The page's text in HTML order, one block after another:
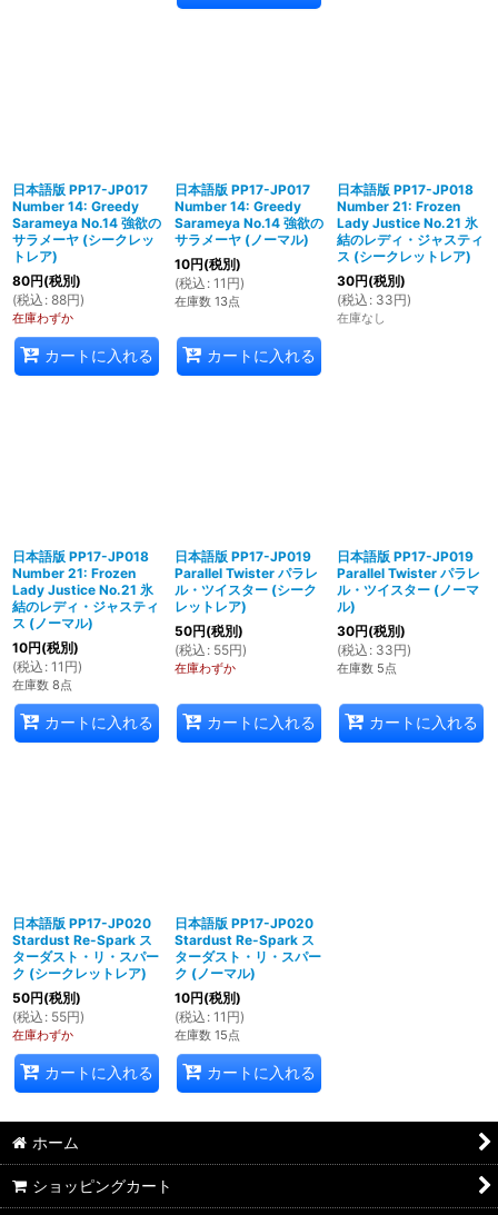
日本語版 PP17-JP017
Number 14: Greedy
Sarameya No.14 強欲の
サラメーヤ (シークレッ
トレア)
80円(税別)
(税込 : 88円)
在庫わずか
カートに入れる
日本語版 PP17-JP017
Number 14: Greedy
Sarameya No.14 強欲の
サラメーヤ (ノーマル)
10円(税別)
(税込 : 11 円)
在庫数 13点
カートに入れる
日本語版 PP17-JP018
Number 21: Frozen
Lady Justice No.21 氷
結のレディ・ジャスティ
ス (シークレットレア)
30円(税別)
(税込 : 33円)
在庫なし
日本語版 PP17-JP018
Number 21: Frozen
Lady Justice No.21 氷
結のレディ・ジャスティ
ス (ノーマル)
10円(税別)
(税込 : 11 円)
在庫数 8点
カートに入れる
日本語版 PP17-JP019
Parallel Twister パラレ
ル・ツイスター (シーク
レットレア)
50円(税別)
(税込 : 55円)
在庫わずか
カートに入れる
日本語版 PP17-JP019
Parallel Twister パラレ
ル・ツイスター (ノーマ
ル)
30円(税別)
(税込 : 33円)
在庫数 5点
カートに入れる
日本語版 PP17-JP020
Stardust Re-Spark ス
ターダスト・リ・スパー
ク (シークレットレア)
50円(税別)
(税込 : 55円)
在庫わずか
カートに入れる
日本語版 PP17-JP020
Stardust Re-Spark ス
ターダスト・リ・スパー
ク (ノーマル)
10円(税別)
(税込 : 11 円)
在庫数 15点
カートに入れる
ホーム
ショッピングカート